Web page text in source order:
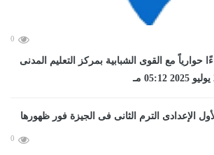
0
حوارياً مع القوى الشبابية بمركز التعليم المدنى
0